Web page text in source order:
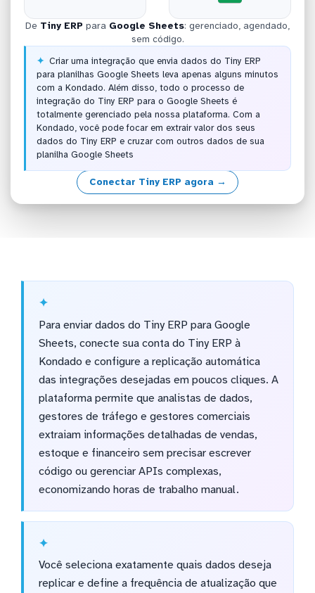
De Tiny ERP para Google Sheets: gerenciado, agendado,
sem código.
Criar uma integração que envia dados do Tiny ERP
para planilhas Google Sheets leva apenas alguns minutos
com a Kondado. Além disso, todo o processo de
integração do Tiny ERP para o Google Sheets é
totalmente gerenciado pela nossa plataforma. Com a
Kondado, você pode focar em extrair valor dos seus
dados do Tiny ERP e cruzar com outros dados de sua
planilha Google Sheets
Conectar Tiny ERP agora →
Para enviar dados do Tiny ERP para Google
Sheets, conecte sua conta do Tiny ERP à
Kondado e configure a replicação automática
das integrações desejadas em poucos cliques. A
plataforma permite que analistas de dados,
gestores de tráfego e gestores comerciais
extraiam informações detalhadas de vendas,
estoque e financeiro sem precisar escrever
código ou gerenciar APIs complexas,
economizando horas de trabalho manual.
Você seleciona exatamente quais dados deseja
replicar e define a frequência de atualização que